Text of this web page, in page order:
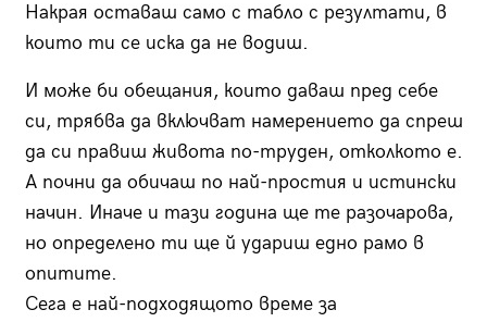
Накрая оставаш само с табло с резултати, в
които ти се иска да не водиш.
И може би обещания, които даваш пред себе
си, трябва да включват намерението да спреш
да си правиш живота по-труден, отколкото е.
А почни да обичаш по най-простия и истински
начин. Иначе и тази година ще те разочарова,
но определено ти ще й удариш едно рамо в
опитите.
Сега е най-подходящото време за